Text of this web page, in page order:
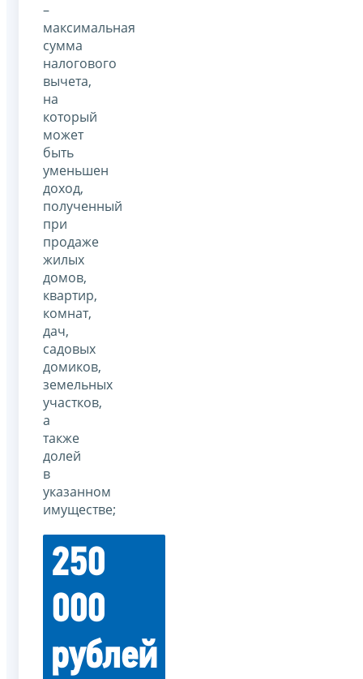
–
максимальная
сумма
налогового
вычета,
на
который
может
быть
уменьшен
доход,
полученный
при
продаже
жилых
домов,
квартир,
комнат,
дач,
садовых
домиков,
земельных
участков,
а
также
долей
в
указанном
имуществе;
250
000
рублей